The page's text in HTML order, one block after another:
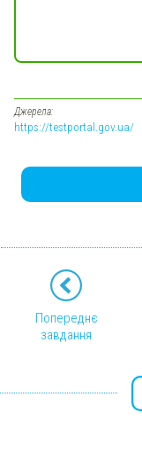
Джерела:
https://testportal.gov.ua/
Попереднє
завдання